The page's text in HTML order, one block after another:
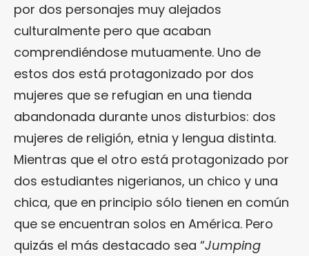
por dos personajes muy alejados
culturalmente pero que acaban
comprendiéndose mutuamente. Uno de
estos dos está protagonizado por dos
mujeres que se refugian en una tienda
abandonada durante unos disturbios: dos
mujeres de religión, etnia y lengua distinta.
Mientras que el otro está protagonizado por
dos estudiantes nigerianos, un chico y una
chica, que en principio sólo tienen en común
que se encuentran solos en América. Pero
quizás el más destacado sea “Jumping